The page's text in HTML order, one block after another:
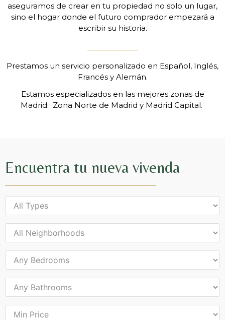
aseguramos de crear en tu propiedad no solo un lugar,
sino el hogar donde el futuro comprador empezará a
escribir su historia.
Prestamos un servicio personalizado en Español, Inglés,
Francés y Alemán.
Estamos especializados en las mejores zonas de
Madrid: Zona Norte de Madrid y Madrid Capital.
Encuentra tu nueva vivenda